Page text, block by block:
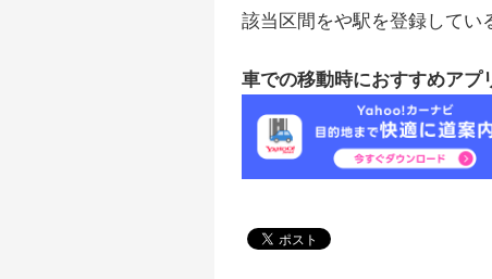
該当区間をや駅を登録してい
車での移動時におすすめアプ